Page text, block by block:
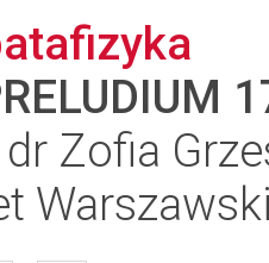
Zofia